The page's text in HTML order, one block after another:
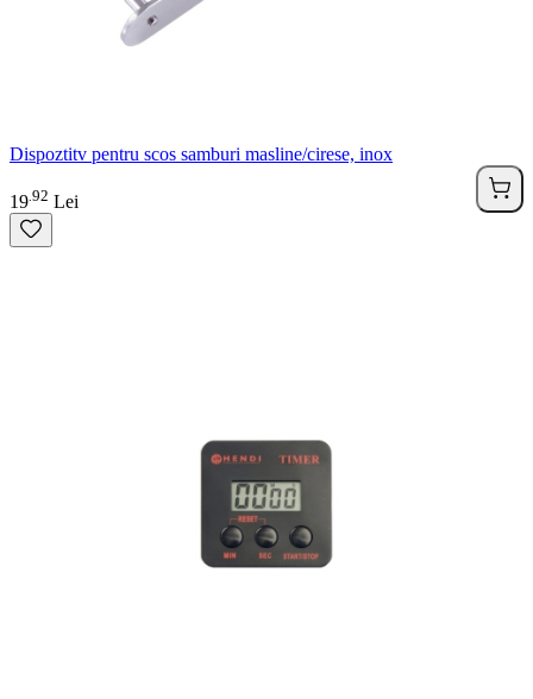
Dispoztitv pentru scos samburi masline/cirese, inox
19 92 Lei